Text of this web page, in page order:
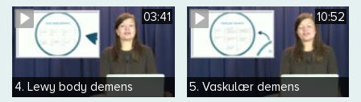
03:41
4. Lewy body demens
10:52
5. Vaskulær demens